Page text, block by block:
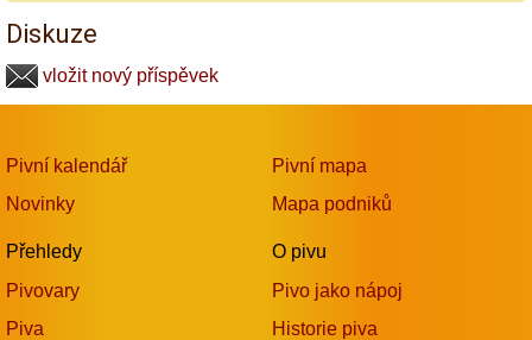
Diskuze
vložit nový příspěvek
Pivní kalendář
Novinky
Přehledy
Pivovary
Piva
Pivní mapa
Mapa podniků
O pivu
Pivo jako nápoj
Historie piva